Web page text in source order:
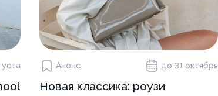
Анонс до 31 октября
Новая классика: роузи